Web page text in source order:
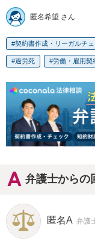
匿名希望 さん
契約書作成・リーガルチェ
過労死 労働・雇用契
弁護士からの
匿名A 弁護